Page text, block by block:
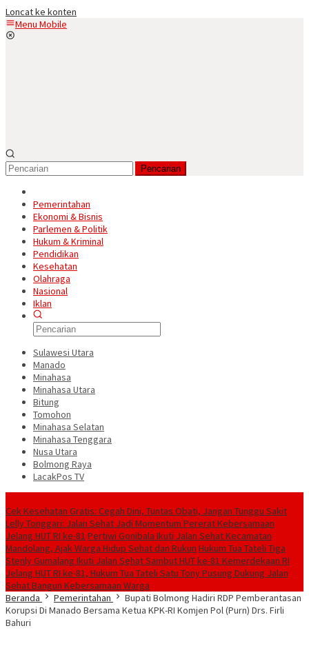
Loncat ke konten
Menu Mobile
Pencarian
Pemerintahan
Ekonomi & Bisnis
Parlemen & Politik
Hukum & Kriminal
Pendidikan
Kesehatan
Olahraga
Nasional
Iklan
Sulawesi Utara
Manado
Minahasa
Minahasa Utara
Bitung
Tomohon
Minahasa Selatan
Minahasa Tenggara
Nusa Utara
Bolmong Raya
LacakPos TV
Cek Kesehatan Gratis: Cegah Dini, Tuntas Obati, Jangan Tunggu Sakit
Lelly Tonggari: Jalan Sehat Jadi Momentum Pererat Kebersamaan
Jelang HUT RI ke-81 Pertiwi Gonibala Ikuti Jalan Sehat Kecamatan
Mandolang, Ajak Warga Hidup Sehat dan Rukun Hukum Tua Tateli Tiga
Stenly Gumalang Ikuti Jalan Sehat Sambut HUT ke-81 Kemerdekaan RI
Jelang HUT RI ke-81, Hukum Tua Tateli Satu Tony Pusung Dukung Jalan
Sehat Bangun Kebersamaan Warga
Beranda
Pemerintahan
Bupati Bolmong Hadiri RDP Pemberantasan
Korupsi Di Manado Bersama Ketua KPK-RI Komjen Pol (Purn) Drs. Firli
Bahuri